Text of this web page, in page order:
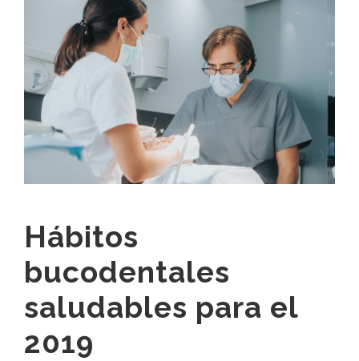
Hábitos
bucodentales
saludables para el
2019